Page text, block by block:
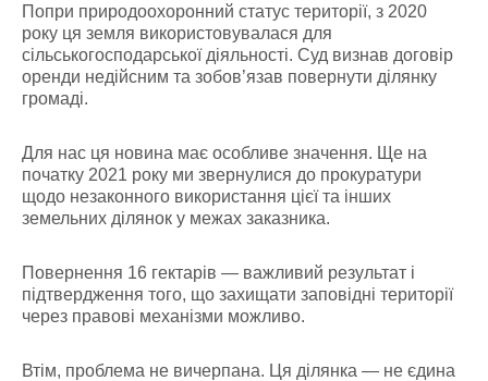
Попри природоохоронний статус території, з 2020
року ця земля використовувалася для
сільськогосподарської діяльності. Суд визнав договір
оренди недійсним та зобов’язав повернути ділянку
громаді.
Для нас ця новина має особливе значення. Ще на
початку 2021 року ми звернулися до прокуратури
щодо незаконного використання цієї та інших
земельних ділянок у межах заказника.
Повернення 16 гектарів — важливий результат і
підтвердження того, що захищати заповідні території
через правові механізми можливо.
Втім, проблема не вичерпана. Ця ділянка — не єдина